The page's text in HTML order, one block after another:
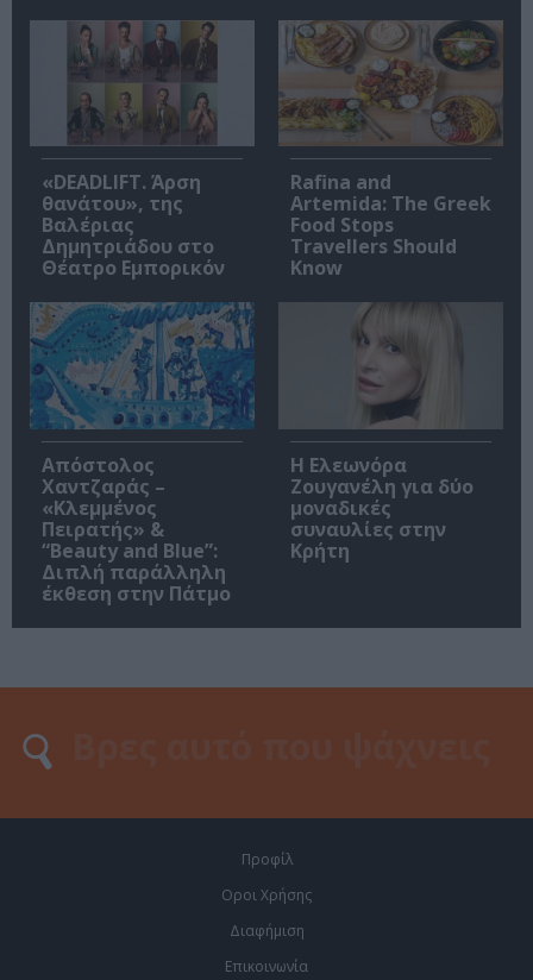
«DEADLIFT. Άρση
θανάτου», της
Βαλέριας
Δημητριάδου στο
Θέατρο Εμπορικόν
Rafina and
Artemida: The Greek
Food Stops
Travellers Should
Know
Απόστολος
Χαντζαράς –
«Κλεμμένος
Πειρατής» &
“Beauty and Blue”:
Διπλή παράλληλη
έκθεση στην Πάτμο
Η Ελεωνόρα
Ζουγανέλη για δύο
μοναδικές
συναυλίες στην
Κρήτη
Προφίλ
Οροι Χρήσης
Διαφήμιση
Επικοινωνία